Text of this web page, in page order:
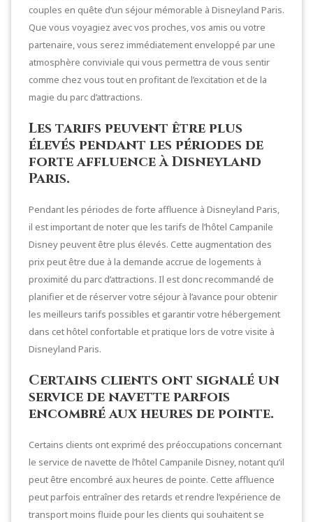
couples en quête d’un séjour mémorable à Disneyland Paris.
Que vous voyagiez avec vos proches, vos amis ou votre
partenaire, vous serez immédiatement enveloppé par une
atmosphère conviviale qui vous permettra de vous sentir
comme chez vous tout en profitant de l’excitation et de la
magie du parc d’attractions.
Les tarifs peuvent être plus
élevés pendant les périodes de
forte affluence à Disneyland
Paris.
Pendant les périodes de forte affluence à Disneyland Paris,
il est important de noter que les tarifs de l’hôtel Campanile
Disney peuvent être plus élevés. Cette augmentation des
prix peut être due à la demande accrue de logements à
proximité du parc d’attractions. Il est donc recommandé de
planifier et de réserver votre séjour à l’avance pour obtenir
les meilleurs tarifs possibles et garantir votre hébergement
dans cet hôtel confortable et pratique lors de votre visite à
Disneyland Paris.
Certains clients ont signalé un
service de navette parfois
encombré aux heures de pointe.
Certains clients ont exprimé des préoccupations concernant
le service de navette de l’hôtel Campanile Disney, notant qu’il
peut être encombré aux heures de pointe. Cette affluence
peut parfois entraîner des retards et rendre l’expérience de
transport moins fluide pour les clients qui souhaitent se